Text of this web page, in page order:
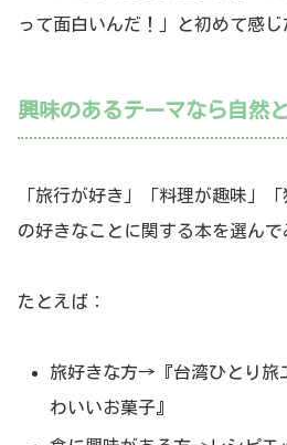
って面白いんだ！」と初めて感じ
興味のあるテーマなら自然
「旅行が好き」「料理が趣味」
の好きなことに関する本を選んで
たとえば：
旅好きな方→『台湾ひとり旅
わいいお菓子』